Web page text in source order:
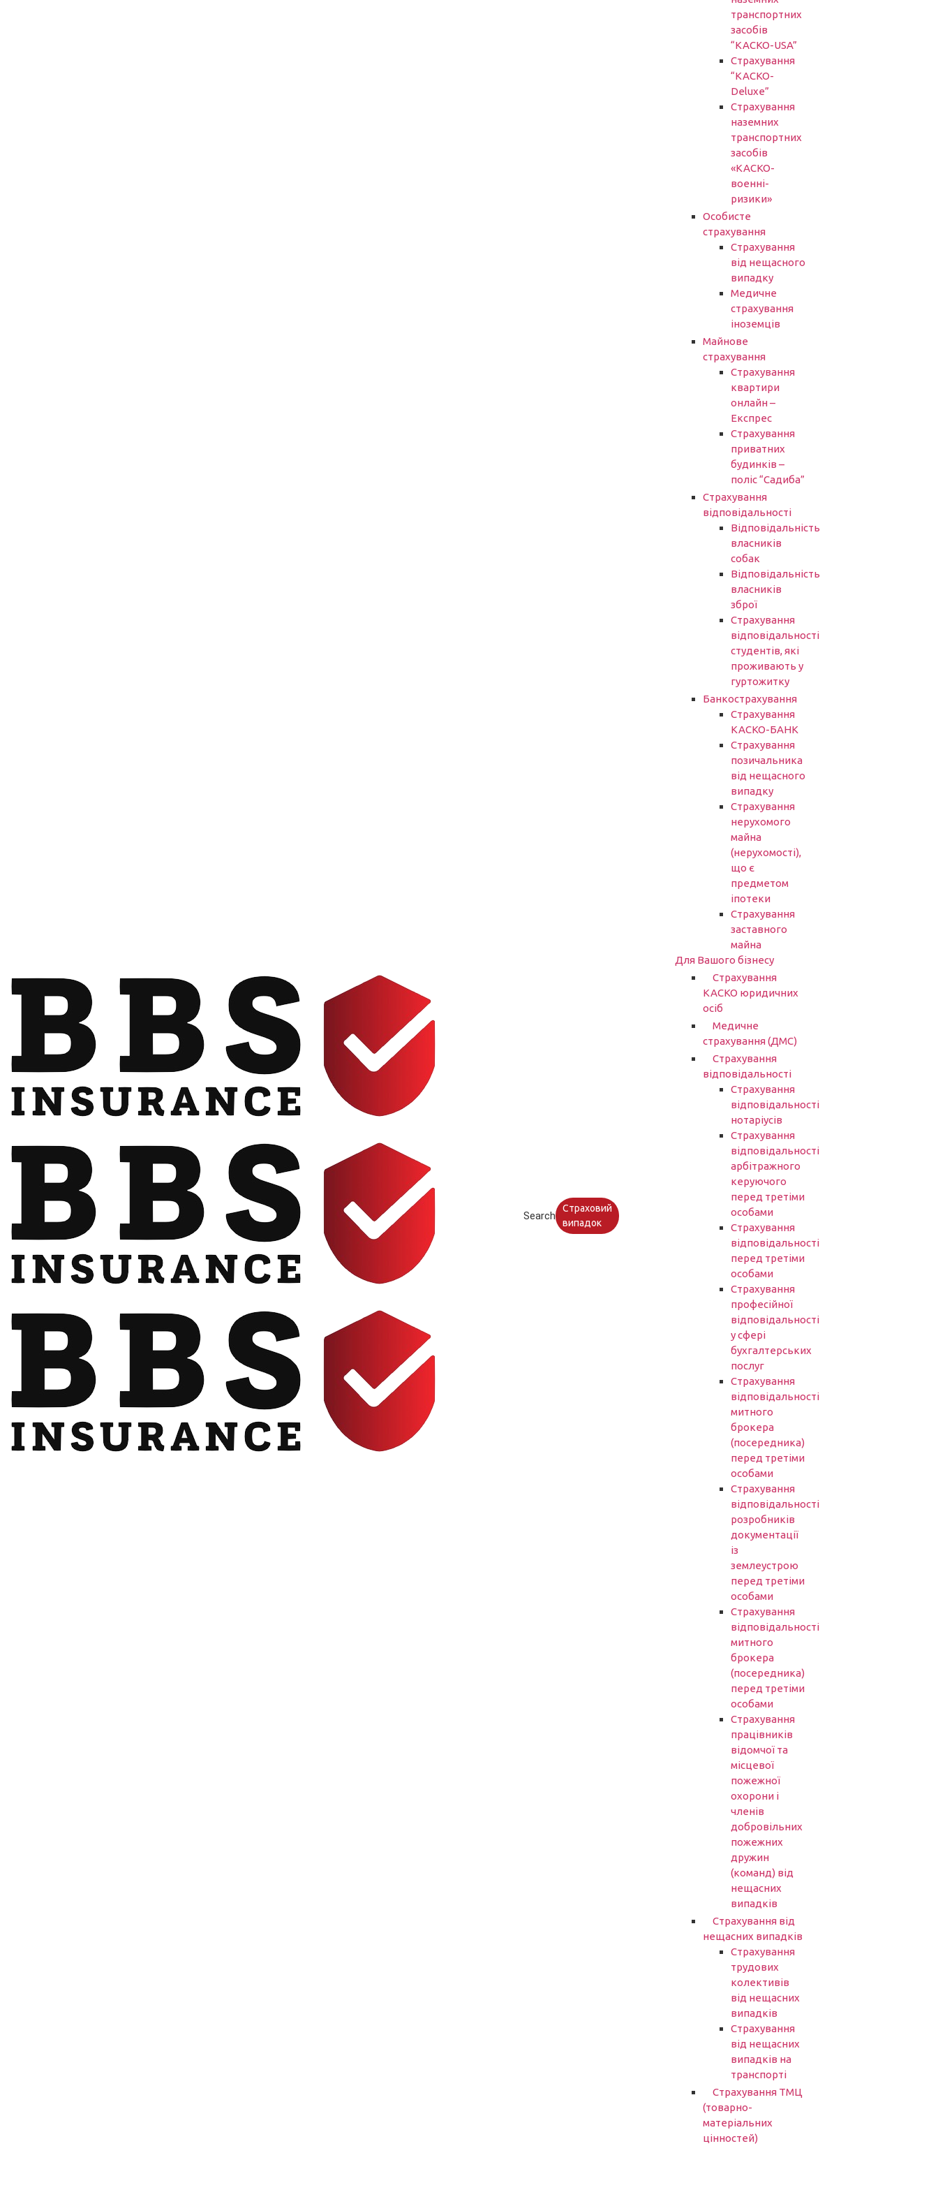
Search
Страховий
випадок
транспортних
засобів
“КАСКО-USA”
Страхування
“КАСКО-
Deluxe”
Страхування
наземних
транспортних
засобів
«КАСКО-
военні-
ризики»
Особисте
страхування
Страхування
від нещасного
випадку
Медичне
страхування
іноземців
Майнове
страхування
Страхування
квартири
онлайн –
Експрес
Страхування
приватних
будинків –
поліс “Садиба”
Страхування
відповідальності
Відповідальність
власників
собак
Відповідальність
власників
зброї
Страхування
відповідальності
студентів, які
проживають у
гуртожитку
Банкострахування
Страхування
КАСКО-БАНК
Страхування
позичальника
від нещасного
випадку
Страхування
нерухомого
майна
(нерухомості),
що є
предметом
іпотеки
Страхування
заставного
майна
Для Вашого бізнесу
Страхування
КАСКО юридичних
осіб
Медичне
страхування (ДМС)
Страхування
відповідальності
Страхування
відповідальності
нотаріусів
Cтрахування
відповідальності
арбітражного
керуючого
перед третіми
особами
Страхування
відповідальності
перед третіми
особами
Страхування
професійної
відповідальності
у сфері
бухгалтерських
послуг
Страхування
відповідальності
митного
брокера
(посередника)
перед третіми
особами
Страхування
відповідальності
розробників
документації
із
землеустрою
перед третіми
особами
Страхування
відповідальності
митного
брокера
(посередника)
перед третіми
особами
Страхування
працівників
відомчої та
місцевої
пожежної
охорони і
членів
добровільних
пожежних
дружин
(команд) від
нещасних
випадків
Страхування від
нещасних випадків
Страхування
трудових
колективів
від нещасних
випадків
Страхування
від нещасних
випадків на
транспорті
Страхування ТМЦ
(товарно-
матеріальних
цінностей)